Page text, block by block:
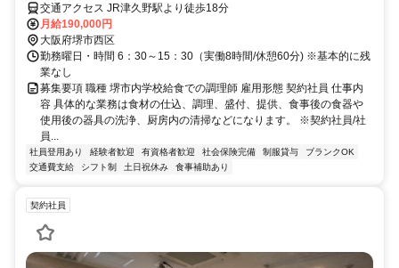
交通アクセス JR津久野駅より徒歩18分
月給190,000円
大阪府堺市西区
勤務曜日・時間 6：30～15：30（実働8時間/休憩60分) ※基本的に残
業なし
募集要項 職種 堺市内学校給食での調理師 雇用形態 契約社員 仕事内
容 具体的な業務は食材の仕込、調理、盛付、提供、食事後の食器や
使用後の器具の洗浄、厨房内の清掃などになります。 ※契約社員/社
員...
社員登用あり 経験者歓迎 有資格者歓迎 社会保険完備 制服貸与
ブランクOK
交通費支給
シフト制 土日祝休み 食事補助あり
契約社員